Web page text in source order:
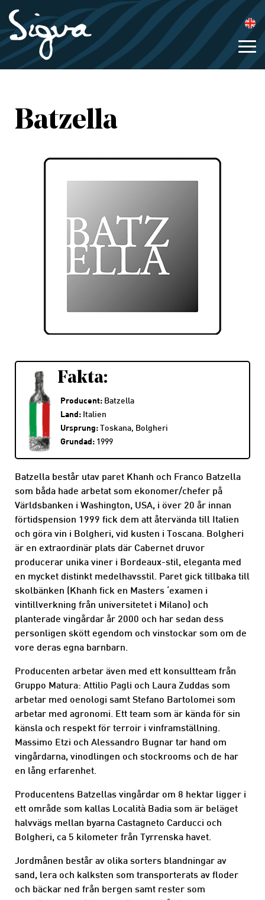
Batzella
Batzella består utav paret Khanh och Franco Batzella
som båda hade arbetat som ekonomer/chefer på
Världsbanken i Washington, USA, i över 20 år innan
förtidspension 1999 fick dem att återvända till Italien
och göra vin i Bolgheri, vid kusten i Toscana. Bolgheri
är en extraordinär plats där Cabernet druvor
producerar unika viner i Bordeaux-stil, eleganta med
en mycket distinkt medelhavsstil. Paret gick tillbaka till
skolbänken (Khanh fick en Masters ‘examen i
vintillverkning från universitetet i Milano) och
planterade vingårdar år 2000 och har sedan dess
personligen skött egendom och vinstockar som om de
vore deras egna barnbarn.
Producenten arbetar även med ett konsultteam från
Gruppo Matura: Attilio Pagli och Laura Zuddas som
arbetar med oenologi samt Stefano Bartolomei som
arbetar med agronomi. Ett team som är kända för sin
känsla och respekt för terroir i vinframställning.
Massimo Etzi och Alessandro Bugnar tar hand om
vingårdarna, vinodlingen och stockrooms och de har
en lång erfarenhet.
Producentens Batzellas vingårdar om 8 hektar ligger i
ett område som kallas Località Badia som är beläget
halvvägs mellan byarna Castagneto Carducci och
Bolgheri, ca 5 kilometer från Tyrrenska havet.
Jordmånen består av olika sorters blandningar av
sand, lera och kalksten som transporterats av floder
och bäckar ned från bergen samt rester som
Fakta:
Producent: Batzella
Land: Italien
Ursprung: Toskana, Bolgheri
Grundad: 1999